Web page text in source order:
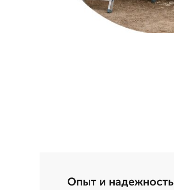
Опыт и надежность